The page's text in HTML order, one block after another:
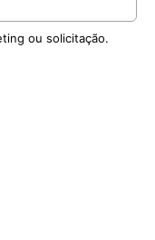
ou solicitação.